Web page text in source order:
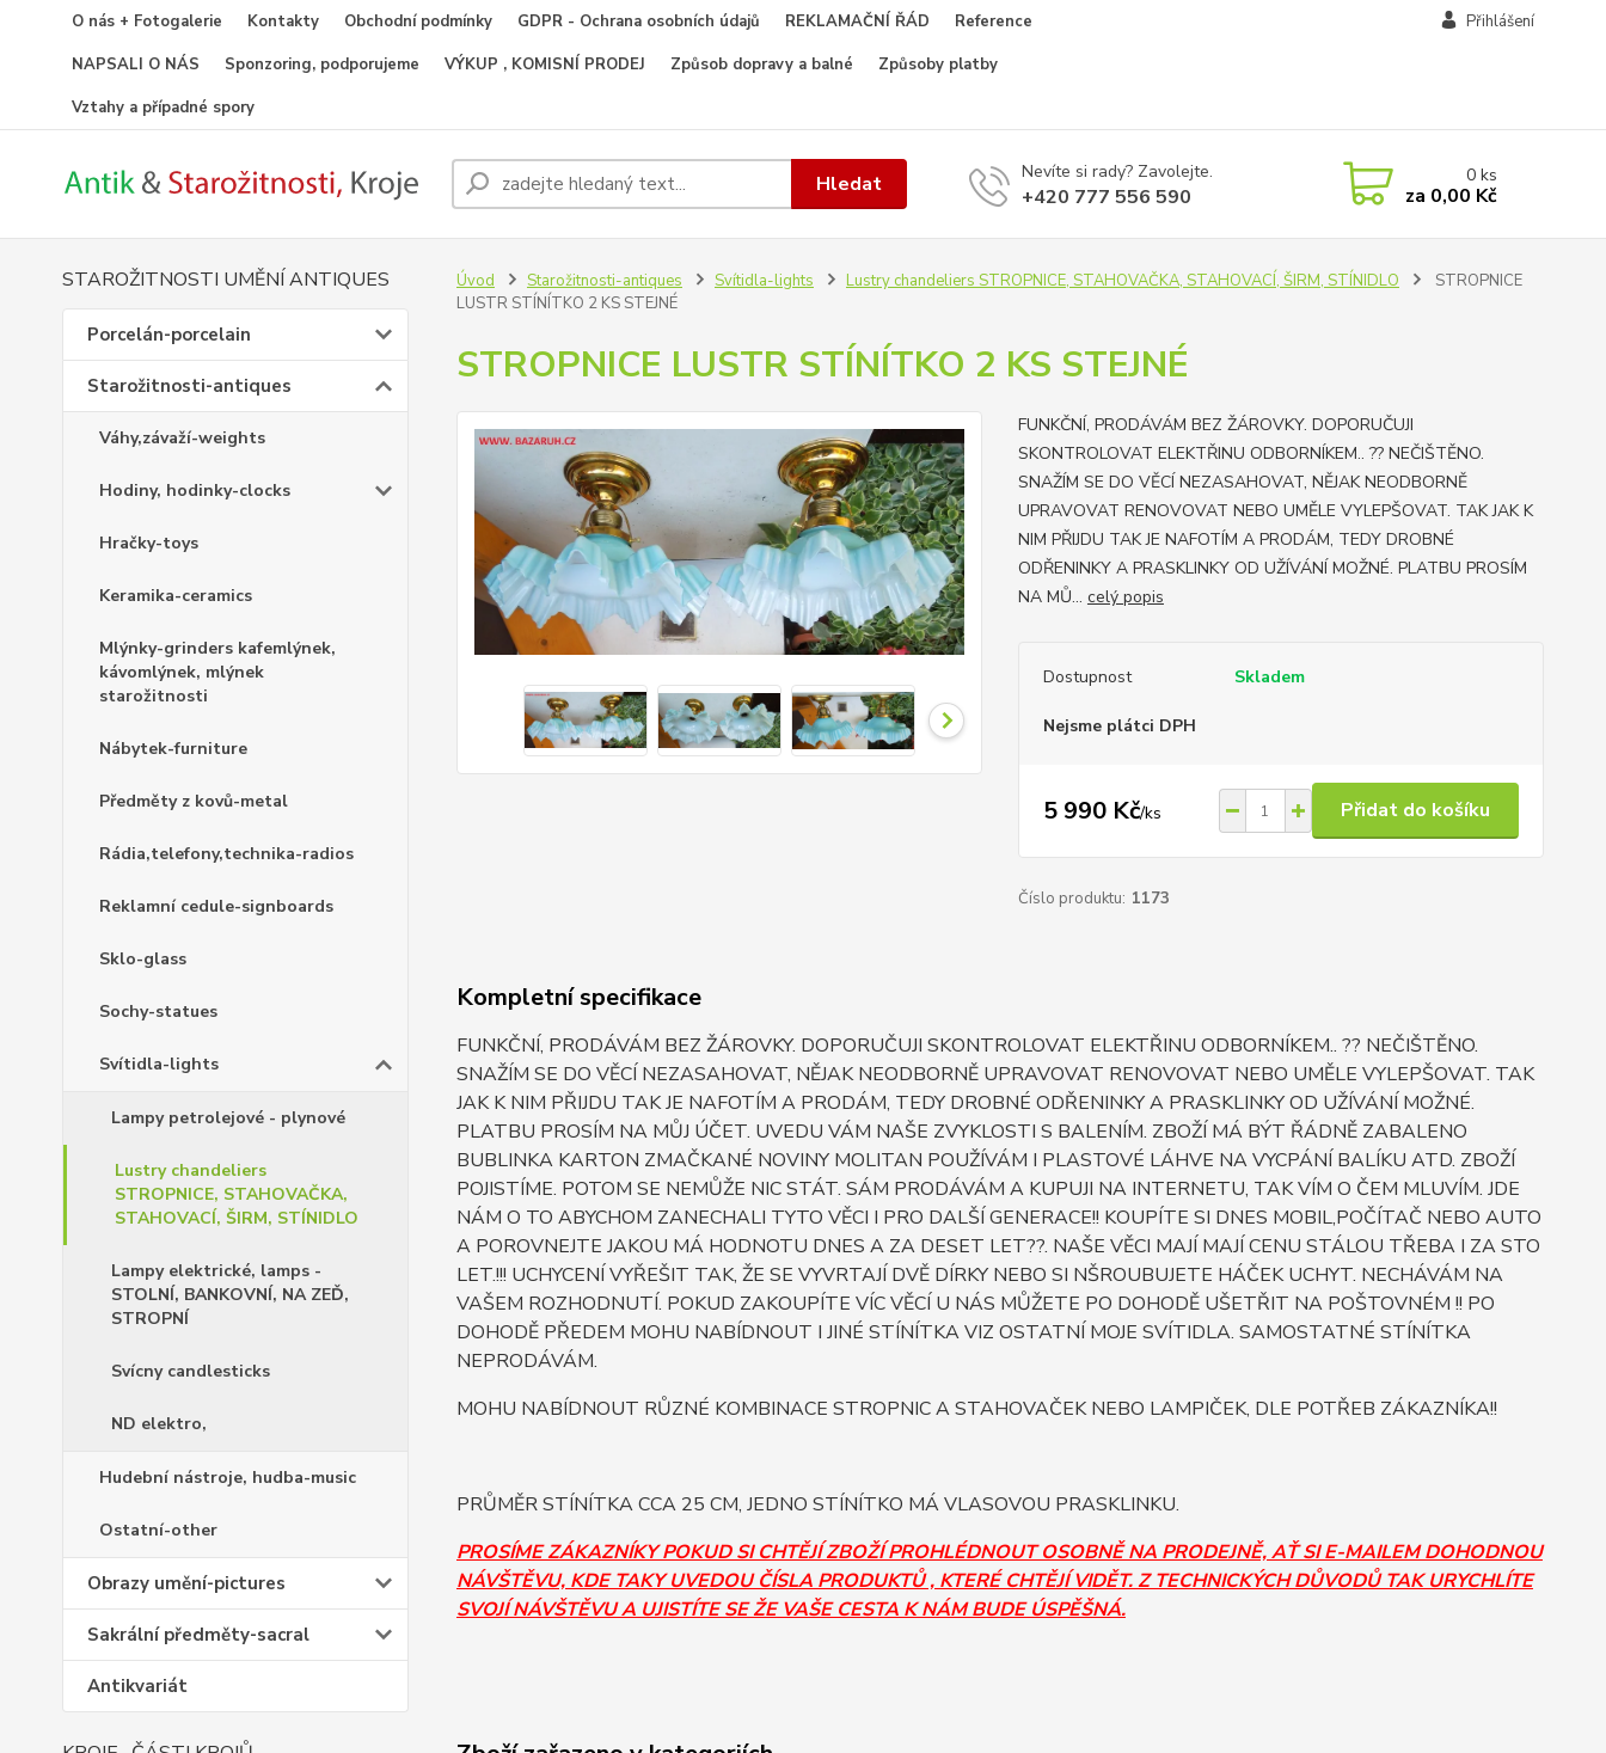
O nás + Fotogalerie Kontakty Obchodní podmínky GDPR - Ochrana osobních údajů REKLAMAČNÍ ŘÁD
Reference
NAPSALI O NÁS
Sponzoring, podporujeme VÝKUP , KOMISNÍ PRODEJ Způsob dopravy a balné
Způsoby platby
Vztahy a případné spory
Přihlášení
Hledat Nevíte si rady? Zavolejte.
+420 777 556 590
0ks
za 0,00 Kč
STAROŽITNOSTI UMĚNÍ ANTIQUES
Porcelán-porcelain
Starožitnosti-antiques
Váhy,závaží-weights
Hodiny, hodinky-clocks
Hračky-toys
Keramika-ceramics
Mlýnky-grinders kafemlýnek,
kávomlýnek, mlýnek
starožitnosti
Nábytek-furniture
Předměty z kovů-metal
Rádia,telefony,technika-radios
Reklamní cedule-signboards
Sklo-glass
Sochy-statues
Svítidla-lights
Lampy petrolejové - plynové
Lustry chandeliers
STROPNICE, STAHOVAČKA,
STAHOVACÍ, ŠIRM, STÍNIDLO
Lampy elektrické, lamps -
STOLNÍ, BANKOVNÍ, NA ZEĎ,
STROPNÍ
Svícny candlesticks
ND elektro,
Hudební nástroje, hudba-music
Ostatní-other
Obrazy umění-pictures
Sakrální předměty-sacral
Antikvariát
Úvod Starožitnosti-antiques Svítidla-lights Lustry chandeliers STROPNICE, STAHOVAČKA, STAHOVACÍ, ŠIRM, STÍNIDLO
STROPNICE
LUSTR STÍNÍTKO 2 KS STEJNÉ
STROPNICE LUSTR STÍNÍTKO 2 KS STEJNÉ
FUNKČNÍ, PRODÁVÁM BEZ ŽÁROVKY. DOPORUČUJI
SKONTROLOVAT ELEKTŘINU ODBORNÍKEM.. ?? NEČIŠTĚNO.
SNAŽÍM SE DO VĚCÍ NEZASAHOVAT, NĚJAK NEODBORNĚ
UPRAVOVAT RENOVOVAT NEBO UMĚLE VYLEPŠOVAT. TAK JAK K
NIM PŘIJDU TAK JE NAFOTÍM A PRODÁM, TEDY DROBNÉ
ODŘENINKY A PRASKLINKY OD UŽÍVÁNÍ MOŽNÉ. PLATBU PROSÍM
NA MŮ... celý popis
Dostupnost Skladem
Nejsme plátci DPH
5 990 Kč/ks Přidat do košíku
Číslo produktu: 1173
Kompletní specifikace
FUNKČNÍ, PRODÁVÁM BEZ ŽÁROVKY. DOPORUČUJI SKONTROLOVAT ELEKTŘINU ODBORNÍKEM.. ?? NEČIŠTĚNO.
SNAŽÍM SE DO VĚCÍ NEZASAHOVAT, NĚJAK NEODBORNĚ UPRAVOVAT RENOVOVAT NEBO UMĚLE VYLEPŠOVAT. TAK
JAK K NIM PŘIJDU TAK JE NAFOTÍM A PRODÁM, TEDY DROBNÉ ODŘENINKY A PRASKLINKY OD UŽÍVÁNÍ MOŽNÉ.
PLATBU PROSÍM NA MŮJ ÚČET. UVEDU VÁM NAŠE ZVYKLOSTI S BALENÍM. ZBOŽÍ MÁ BÝT ŘÁDNĚ ZABALENO
BUBLINKA KARTON ZMAČKANÉ NOVINY MOLITAN POUŽÍVÁM I PLASTOVÉ LÁHVE NA VYCPÁNÍ BALÍKU ATD. ZBOŽÍ
POJISTÍME. POTOM SE NEMŮŽE NIC STÁT. SÁM PRODÁVÁM A KUPUJI NA INTERNETU, TAK VÍM O ČEM MLUVÍM. JDE
NÁM O TO ABYCHOM ZANECHALI TYTO VĚCI I PRO DALŠÍ GENERACE!! KOUPÍTE SI DNES MOBIL,POČÍTAČ NEBO AUTO
A POROVNEJTE JAKOU MÁ HODNOTU DNES A ZA DESET LET??. NAŠE VĚCI MAJÍ MAJÍ CENU STÁLOU TŘEBA I ZA STO
LET.!!! UCHYCENÍ VYŘEŠIT TAK, ŽE SE VYVRTAJÍ DVĚ DÍRKY NEBO SI NŠROUBUJETE HÁČEK UCHYT. NECHÁVÁM NA
VAŠEM ROZHODNUTÍ. POKUD ZAKOUPÍTE VÍC VĚCÍ U NÁS MŮŽETE PO DOHODĚ UŠETŘIT NA POŠTOVNÉM !! PO
DOHODĚ PŘEDEM MOHU NABÍDNOUT I JINÉ STÍNÍTKA VIZ OSTATNÍ MOJE SVÍTIDLA. SAMOSTATNÉ STÍNÍTKA
NEPRODÁVÁM.
MOHU NABÍDNOUT RŮZNÉ KOMBINACE STROPNIC A STAHOVAČEK NEBO LAMPIČEK, DLE POTŘEB ZÁKAZNÍKA!!
PRŮMĚR STÍNÍTKA CCA 25 CM, JEDNO STÍNÍTKO MÁ VLASOVOU PRASKLINKU.
PROSÍME ZÁKAZNÍKY POKUD SI CHTĚJÍ ZBOŽÍ PROHLÉDNOUT OSOBNĚ NA PRODEJNĚ, AŤ SI E-MAILEM DOHODNOU
NÁVŠTĚVU, KDE TAKY UVEDOU ČÍSLA PRODUKTŮ , KTERÉ CHTĚJÍ VIDĚT. Z TECHNICKÝCH DŮVODŮ TAK URYCHLÍTE
SVOJÍ NÁVŠTĚVU A UJISTÍTE SE ŽE VAŠE CESTA K NÁM BUDE ÚSPĚŠNÁ.